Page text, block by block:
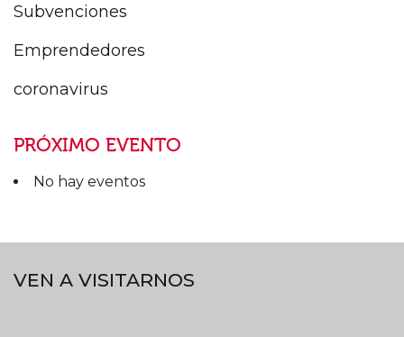
Subvenciones
Emprendedores
coronavirus
PRÓXIMO EVENTO
No hay eventos
VEN A VISITARNOS